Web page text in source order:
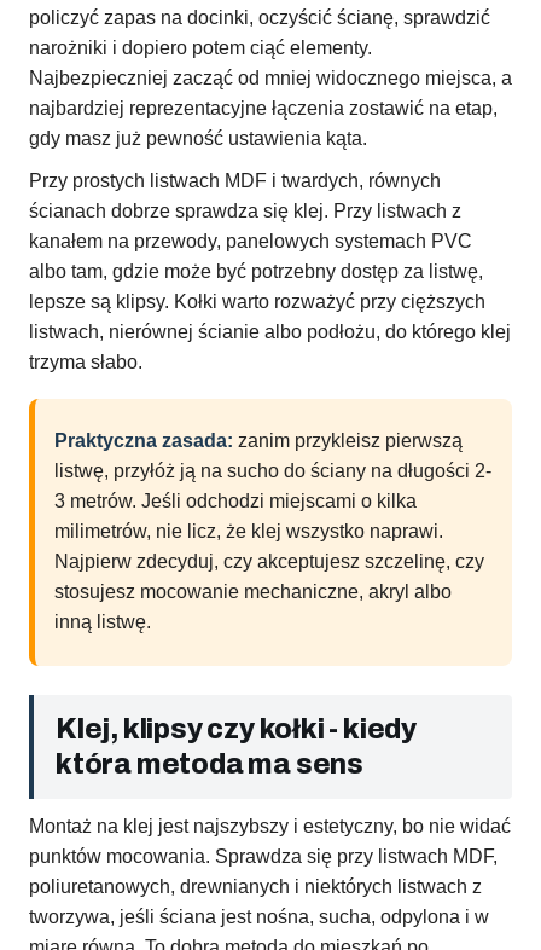
policzyć zapas na docinki, oczyścić ścianę, sprawdzić
narożniki i dopiero potem ciąć elementy.
Najbezpieczniej zacząć od mniej widocznego miejsca, a
najbardziej reprezentacyjne łączenia zostawić na etap,
gdy masz już pewność ustawienia kąta.
Przy prostych listwach MDF i twardych, równych
ścianach dobrze sprawdza się klej. Przy listwach z
kanałem na przewody, panelowych systemach PVC
albo tam, gdzie może być potrzebny dostęp za listwę,
lepsze są klipsy. Kołki warto rozważyć przy cięższych
listwach, nierównej ścianie albo podłożu, do którego klej
trzyma słabo.
Praktyczna zasada: zanim przykleisz pierwszą
listwę, przyłóż ją na sucho do ściany na długości 2-
3 metrów. Jeśli odchodzi miejscami o kilka
milimetrów, nie licz, że klej wszystko naprawi.
Najpierw zdecyduj, czy akceptujesz szczelinę, czy
stosujesz mocowanie mechaniczne, akryl albo
inną listwę.
Klej, klipsy czy kołki - kiedy
która metoda ma sens
Montaż na klej jest najszybszy i estetyczny, bo nie widać
punktów mocowania. Sprawdza się przy listwach MDF,
poliuretanowych, drewnianych i niektórych listwach z
tworzywa, jeśli ściana jest nośna, sucha, odpylona i w